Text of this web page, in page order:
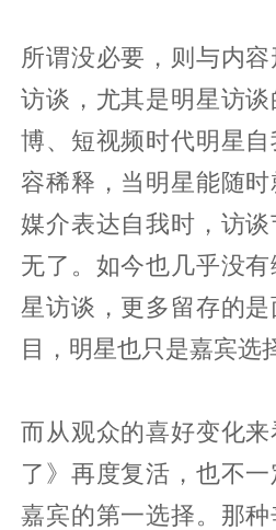
所谓没必要，则与内容
访谈，尤其是明星访
博、短视频时代明星
容稀释，当明星能随
媒介表达自我时，访
无了。如今也几乎没
星访谈，更多留存的
目，明星也只是嘉宾选
而从观众的喜好变化
了》再度复活，也不
嘉宾的第一选择。那